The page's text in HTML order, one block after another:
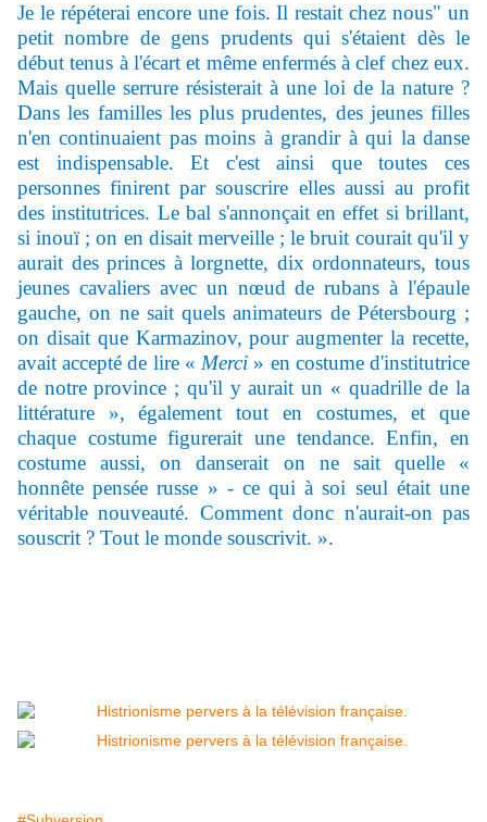
Je le répéterai encore une fois. Il restait chez nous" un
petit nombre de gens prudents qui s'étaient dès le
début tenus à l'écart et même enfermés à clef chez eux.
Mais quelle serrure résisterait à une loi de la nature ?
Dans les familles les plus prudentes, des jeunes filles
n'en continuaient pas moins à grandir à qui la danse
est indispensable. Et c'est ainsi que toutes ces
personnes finirent par souscrire elles aussi au profit
des institutrices. Le bal s'annonçait en effet si brillant,
si inouï ; on en disait merveille ; le bruit courait qu'il y
aurait des princes à lorgnette, dix ordonnateurs, tous
jeunes cavaliers avec un nœud de rubans à l'épaule
gauche, on ne sait quels animateurs de Pétersbourg ;
on disait que Karmazinov, pour augmenter la recette,
avait accepté de lire « Merci » en costume d'institutrice
de notre province ; qu'il y aurait un « quadrille de la
littérature », également tout en costumes, et que
chaque costume figurerait une tendance. Enfin, en
costume aussi, on danserait on ne sait quelle «
honnête pensée russe » - ce qui à soi seul était une
véritable nouveauté. Comment donc n'aurait-on pas
souscrit ? Tout le monde souscrivit. ».